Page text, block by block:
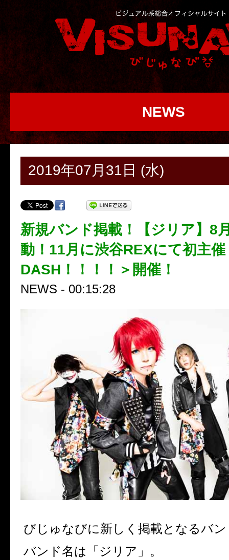
NEWS
2019年07月31日 (水)
新規バンド掲載！【ジリア】8
動！11月に渋谷REXにて初主
DASH！！！！＞開催！
NEWS - 00:15:28
びじゅなびに新しく掲載となるバ
バンド名は「ジリア」。